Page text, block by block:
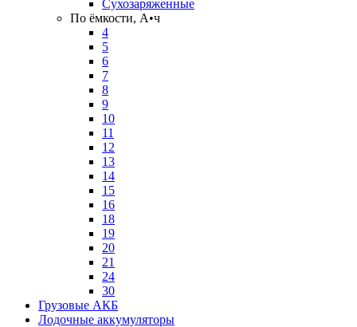
Сухозаряженные
По ёмкости, А•ч
4
5
6
7
8
9
10
11
12
13
14
15
16
18
19
20
21
24
30
Грузовые АКБ
Лодочные аккумуляторы